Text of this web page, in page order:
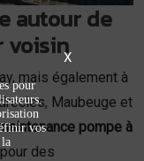
autour de
voisin
mais également à
Maubeuge et
pompe à
des
X
pour
vos